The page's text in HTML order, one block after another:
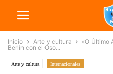
Inicio Arte y cultura
«O Último
Berlín con el Oso...
Arte y cultura Internacionales